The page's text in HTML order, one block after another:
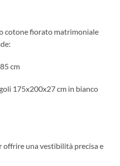
cotone fiorato matrimoniale
cm
175x200x27 cm in bianco
offrire una vestibilità precisa e